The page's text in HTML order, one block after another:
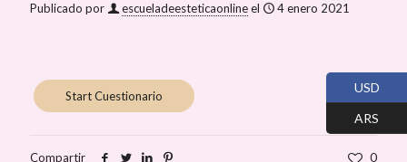
Publicado por escueladeesteticaonlineel 4 enero 2021
Compartir 0
USD
ARS